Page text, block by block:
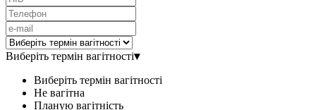
Виберіть термін вагітності▾
Виберіть термін вагітності
Не вагітна
Планую вагітність